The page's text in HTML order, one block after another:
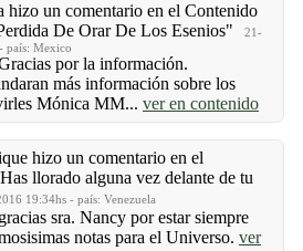
hizo un comentario en el Contenido
De Orar De Los Esenios"
21-
país: Mexico
por la información.
más información sobre los
Mónica MM... ver en contenido
hizo un comentario en el
llorado alguna vez delante de tu
19:34hs - país: Venezuela
sra. Nancy por estar siempre
notas para el Universo. ver